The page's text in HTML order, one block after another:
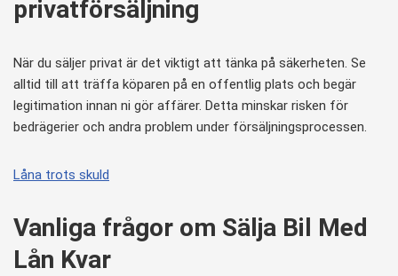
privatförsäljning
När du säljer privat är det viktigt att tänka på säkerheten. Se
alltid till att träffa köparen på en offentlig plats och begär
legitimation innan ni gör affärer. Detta minskar risken för
bedrägerier och andra problem under försäljningsprocessen.
Låna trots skuld
Vanliga frågor om Sälja Bil Med
Lån Kvar